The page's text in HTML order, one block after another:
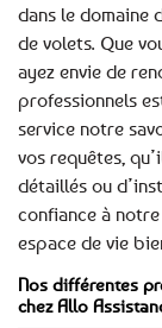
dans le domaine
de volets. Que
ayez envie de
professionnels
service notre
vos requêtes,
détaillés ou
confiance à
espace de vie
Nos différentes
chez Allo